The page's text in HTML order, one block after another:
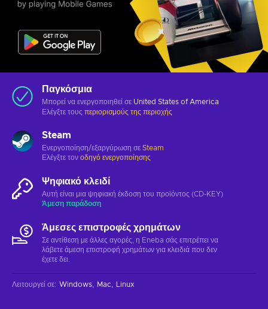
Παγκόσμια
Μπορεί να ενεργοποιηθεί σε United States of America
Ελέγξτε τους περιορισμούς της περιοχής
Steam
Ενεργοποίηση/εξαργύρωση σε Steam
Ελέγξτε τον οδηγό ενεργοποίησης
Ψηφιακό κλειδί
Αυτή είναι μια ψηφιακή έκδοση του προϊόντος (CD-KEY)
Άμεση παράδοση
Άμεσες επιστροφές χρημάτων
Σε αντίθεση με άλλες αγορές, η Eneba σάς επιτρέπει να
λάβετε άμεση επιστροφή χρημάτων για κλειδιά που δεν
έχετε δει.
Λειτουργεί σε: Windows Mac Linux